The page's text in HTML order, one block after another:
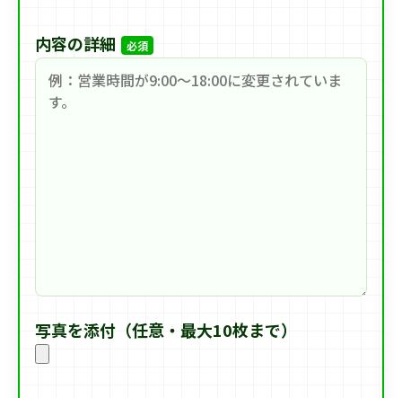
内容の詳細 必須
写真を添付（任意・最大10枚まで）